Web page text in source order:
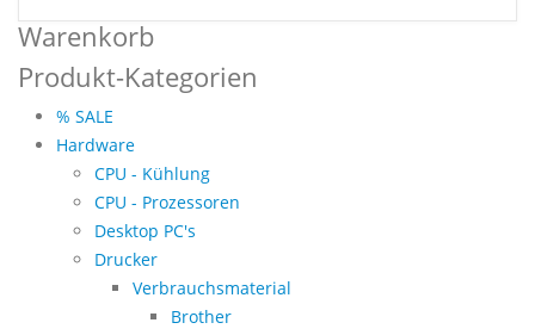
Warenkorb
Produkt-Kategorien
% SALE
Hardware
CPU - Kühlung
CPU - Prozessoren
Desktop PC's
Drucker
Verbrauchsmaterial
Brother